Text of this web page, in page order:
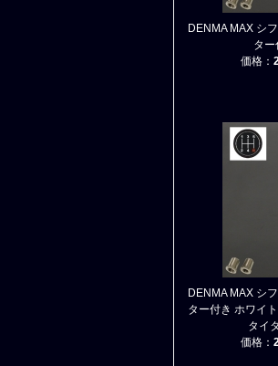
DENMA MAX シ
ター
価格：
DENMA MAX シ
ター付き ホワイ
タイ
価格：